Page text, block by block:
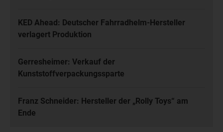
KED Ahead: Deutscher Fahrradhelm-Hersteller
verlagert Produktion
Gerresheimer: Verkauf der
Kunststoffverpackungssparte
Franz Schneider: Hersteller der „Rolly Toys“ am
Ende